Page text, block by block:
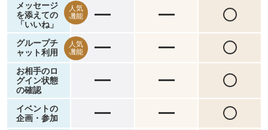
メッセージ
を添えての
「いいね」
人気
機能
グループチ
ャット利用
人気
機能
お相手のロ
グイン状態
の確認
イベントの
企画・参加